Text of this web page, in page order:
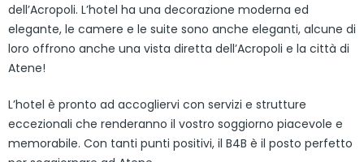
dell’Acropoli. L’hotel ha una decorazione moderna ed
elegante, le camere e le suite sono anche eleganti, alcune di
loro offrono anche una vista diretta dell’Acropoli e la città di
Atene!
L’hotel è pronto ad accogliervi con servizi e strutture
eccezionali che renderanno il vostro soggiorno piacevole e
memorabile. Con tanti punti positivi, il B4B è il posto perfetto